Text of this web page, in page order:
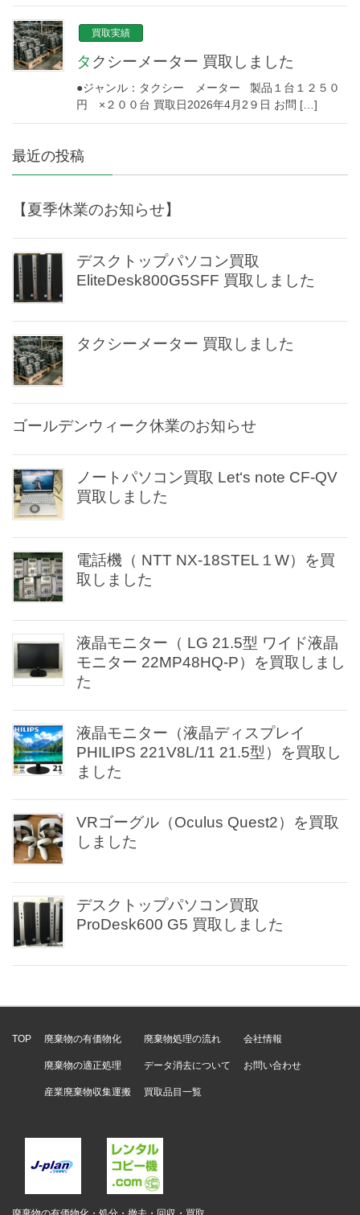
買取実績
タクシーメーター 買取しました
●ジャンル：タクシー メーター 製品１台１２５０
円 ×２００台 買取日2026年4月2９日 お問 […]
最近の投稿
【夏季休業のお知らせ】
デスクトップパソコン買取
EliteDesk800G5SFF 買取しました
タクシーメーター 買取しました
ゴールデンウィーク休業のお知らせ
ノートパソコン買取 Let‘s note CF-QV
買取しました
電話機（ NTT NX-18STEL１W）を買
取しました
液晶モニター（ LG 21.5型 ワイド液晶
モニター 22MP48HQ-P）を買取しまし
た
液晶モニター（液晶ディスプレイ
PHILIPS 221V8L/11 21.5型）を買取し
ました
VRゴーグル（Oculus Quest2）を買取
しました
デスクトップパソコン買取
ProDesk600 G5 買取しました
TOP 廃棄物の有価物化
廃棄物の適正処理
産業廃棄物収集運搬
廃棄物処理の流れ
データ消去について
買取品目一覧
会社情報
お問い合わせ